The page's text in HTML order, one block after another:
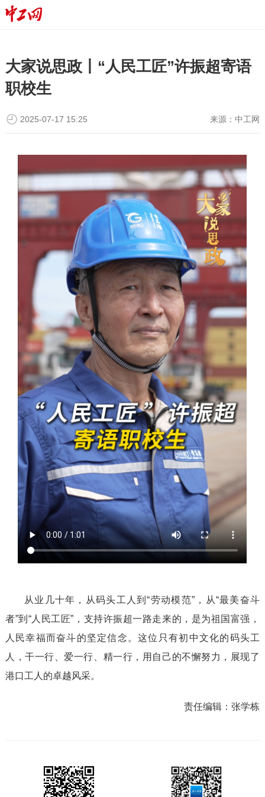
大家说思政丨“人民工匠”许振超寄语
职校生
来源：中工网
2025-07-17 15:25
从业几十年，从码头工人到“劳动模范”，从“最美奋斗
者”到“人民工匠”，支持许振超一路走来的，是为祖国富强，
人民幸福而奋斗的坚定信念。这位只有初中文化的码头工
人，干一行、爱一行、精一行，用自己的不懈努力，展现了
港口工人的卓越风采。
责任编辑：张学栋